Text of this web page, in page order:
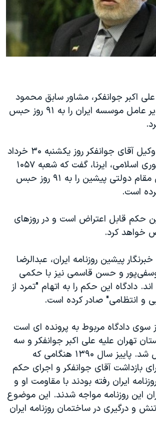
آمریکا ۲۰۲۴
به اسرائیل
آزادی
دادخواهی
کادر رهبری ایران
آمریکا «سی‌پک»
به چین
علی اکبر جوانفکر، مشاور سابق محمود
احمدی نژاد و مدیر عامل موسسه ایران را به ۹۱ روز حبس
قهرمان شجاعی، وکیل آقای جوانفکر روز یکشنبه ۳۰ خرداد
به خبرگزاری جمهوری اسلامی، ایرنا، گفت که شعبه ۱۰۵۷
کارکنان دولت این مقام دولتی پیشین را به ۹۱ روز حبس
است.
حکم قابل اعتراض است و در روزهای
خواهد کرد.
پیشین روزنامه ایران، عبدالرضا
و حسن قاسمی نیز با حکمی
دادگاه این حکم را به اتهام "تمرد از
و انتظامی" صادر کرده است.
دادگاه مربوط به پرونده ای است
تهران علیه علی اکبر جوانفکر و سه
متهم دیگر تشکیل شد. پاییز سال ۱۳۹۰ هنگامی که
بازداشت آقای جوانفکر و اجرای حکم
ایران رفته بودند با مقاومت او و
این روزنامه مواجه شدند. این موضوع
و درگیری در ساختمان روزنامه ایران